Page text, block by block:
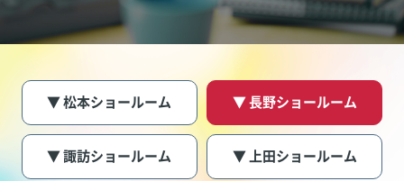
▼ 松本ショールーム ▼ 長野ショールーム
▼ 諏訪ショールーム ▼ 上田ショールーム